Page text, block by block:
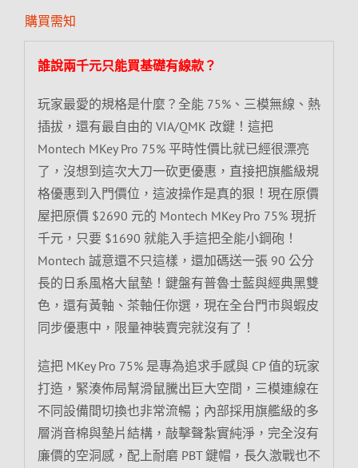
購買需知
誰說兩千元只能買基礎有線款？
玩家最愛的規格是什麼？全能 75%、三模無線、熱
插拔，還有最自由的 VIA/QMK 改鍵！這把
Montech MKey Pro 75% 平時性價比就已經很漂亮
了，沒想到這次大刀一砍更優惠，直接把旗艦級規
格優惠到入門價位，這波操作是真的狠！現在原價
屋把原價 $2690 元的 Montech MKey Pro 75% 現折
千元，只要 $1690 就能入手這把全能小鋼砲！
Montech 誠意還不只這樣，還加碼送一張 90 公分
長的日系風格大鼠墊！鍵盤有普魯士藍與經典黑雙
色，還有黃軸、茶軸任你選，現在全台門市與蝦皮
同步優惠中，限量神裝賣完就沒有了！
這把 MKey Pro 75% 是專為追求手感與 CP 值的玩家
打造，緊湊佈局幫滑鼠騰出巨大空間，三模連線在
不同設備間切換也非常流暢；內部採用旗艦級的多
層消音棉與墊片結構，敲擊聲紮實純淨，完全沒有
廉價的空洞感，配上耐磨 PBT 鍵帽，長久激戰也不